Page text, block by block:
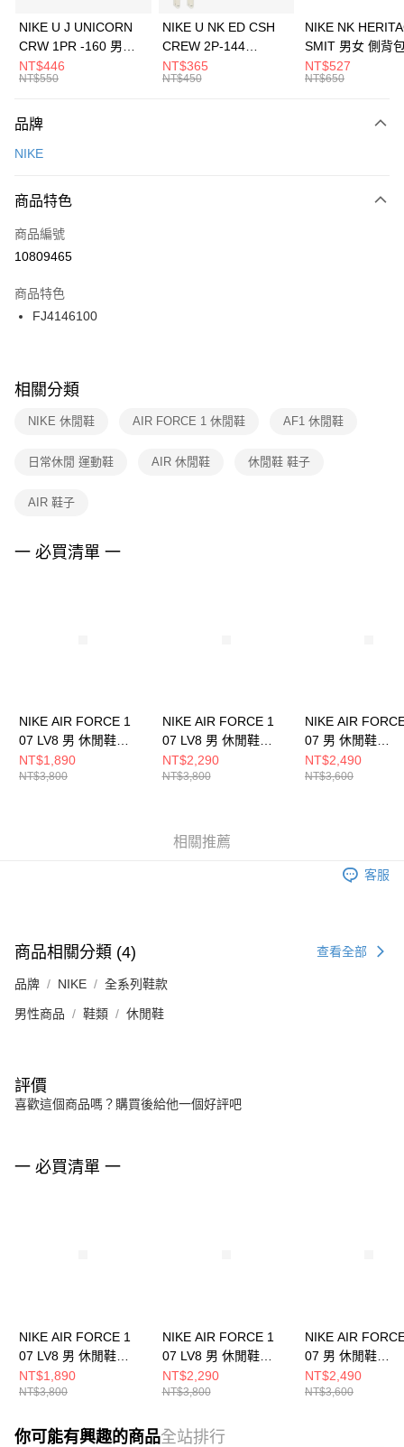
元大商業銀行
台灣樂天信用卡公司
全盈+PAY
AFTEE先享後付
【關於「AFTEE先享後付」】
便利好安心！
３．安心：先確認商品／服務後，再付款。
【「AFTEE先享後付」結帳流程】
１．於結帳方式選擇「AFTEE先享後付」後，將跳轉至「AFTEE先享後付」
２．訂單成立數日內，您將收到繳費通知簡訊。
３．收到繳費通知簡訊後14天內，點擊此簡訊中的連結，可透過四大超商／
ATM／網路銀行／等多元方式進行付款，方視為交易完成。
※ 交易是否成功請以「AFTEE先享後付 」之結帳頁面顯示為準，若有關於
是否繳費成功／繳費後需取消欲退款等相關疑問，請聯繫「AFTEE先享後付
客戶支援中心」
https://netprotections.freshdesk.com/support/home
１．透過由恩沛科技股份有限公司提供之「AFTEE先享後付」服務完成之交
權轉讓予恩沛科技股份有限公司。
３．未成年的使用者請事先徵得法定代理人或監護人之同意方可使用
「AFTEE先享後付」，若未經同意申辦者引起之損失，本公司不負相關責
運送方式
每筆NT$100，滿NT$1,500(含以上)免運費
宅配
每筆NT$100，滿NT$1,500(含以上)免運費
NIKE U J UNICORN
CRW 1PR -160 男女
中統襪 FZ3393100
NT$446
NT$550
NIKE U NK ED CSH
CREW 2P-144
EMBRDY 男女 短統襪
FZ3073133
NT$365
NT$450
NIKE NK
SMIT 男女 側背
BA5871010
NT$527
NT$650
品牌
NIKE
商品特色
商品編號
10809465
商品特色
FJ4146100
相關分類
NIKE 休閒鞋 AIR FORCE 1 休閒鞋 AF1 休閒鞋
日常休閒 運動鞋 AIR 休閒鞋 休閒鞋 鞋子
AIR 鞋子
一 必買清單 一
NIKE AIR FORCE 1
07 LV8 男 休閒鞋
HQ3612113
NT$1,890
NT$3,800
NIKE AIR FORCE 1
07 LV8 男 休閒鞋
HJ4465700
NT$2,290
NT$3,800
NIKE AIR
07 男 休閒鞋
FJ4146122
NT$2,490
NT$3,600
相關推薦
客服
商品相關分類 (4) 查看全部
品牌 NIKE 全系列鞋款
男性商品 鞋類 休閒鞋
評價
喜歡這個商品嗎？購買後給他一個好評吧
一 必買清單 一
NIKE AIR FORCE 1
07 LV8 男 休閒鞋
HQ3612113
NT$1,890
NT$3,800
NIKE AIR FORCE 1
07 LV8 男 休閒鞋
HJ4465700
NT$2,290
NT$3,800
NIKE AIR
07 男 休閒鞋
FJ4146122
NT$2,490
NT$3,600
你可能有興趣的商品全站排行